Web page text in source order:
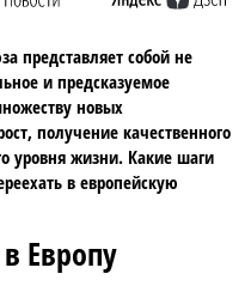
представляет собой не
и предсказуемое
новых
получение качественного
уровня жизни. Какие шаги
в европейскую
Европу